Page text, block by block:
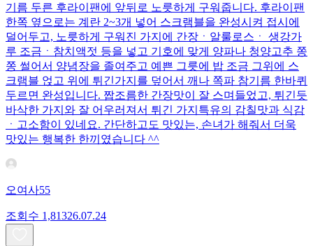
기름 두른 후라이팬에 앞뒤로 노릇하게 구워줍니다. 후라이팬
한쪽 옆으로는 계란 2~3개 넣어 스크램블을 완성시켜 접시에
덜어두고, 노릇하게 구워진 가지에 간장ㆍ알룰로스ㆍ 생강가
루 조금ㆍ참치액젓 등을 넣고 기호에 맞게 양파나 청양고추 쫑
쫑 썰어서 양념장을 졸여주고 예쁜 그릇에 밥 조금 그위에 스
크램블 얹고 위에 튀긴가지를 덮어서 깨나 쪽파 참기름 한바퀴
두르면 완성입니다. 짭조름한 간장맛이 잘 스며들었고, 튀긴듯
바삭한 가지와 잘 어우러져서 튀긴 가지특유의 감칠맛과 식감
ㆍ고소함이 있네요. 간단하고도 맛있는, 손녀가 해줘서 더욱
맛있는 행복한 한끼였습니다 ^^
오여사55
조회수 1,81326.07.24